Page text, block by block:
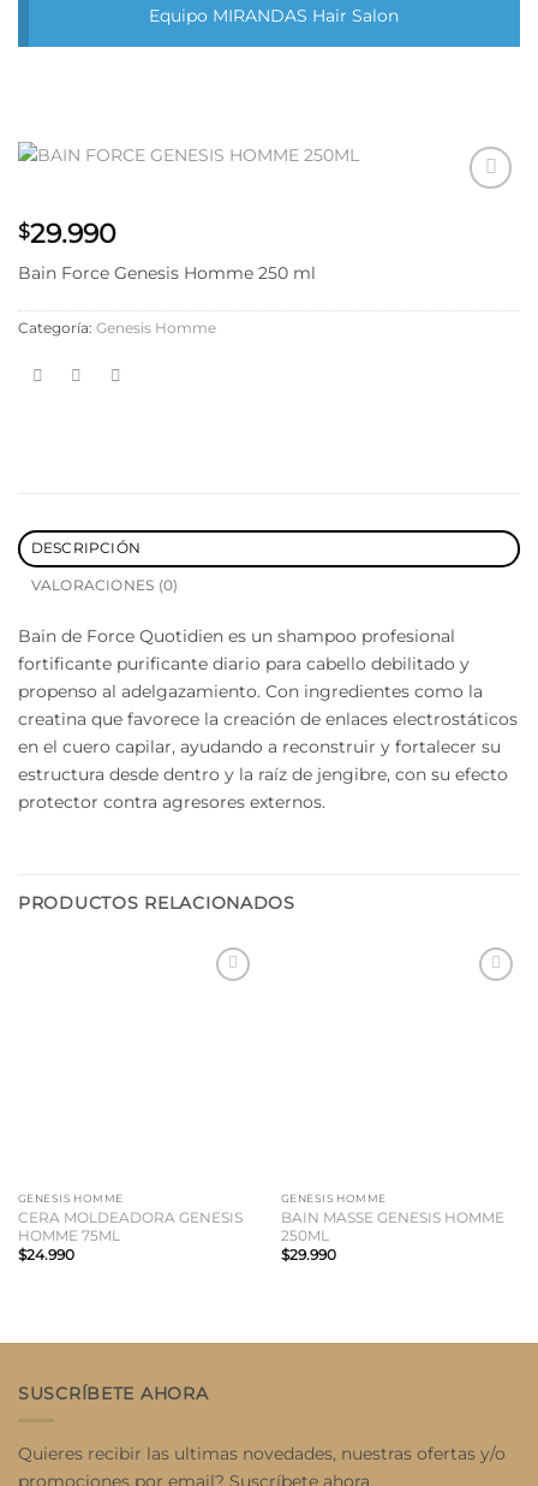
Equipo MIRANDAS Hair Salon
$29.990
Bain Force Genesis Homme 250 ml
Categoría: Genesis Homme
DESCRIPCIÓN
VALORACIONES (0)
Bain de Force Quotidien es un shampoo profesional
fortificante purificante diario para cabello debilitado y
propenso al adelgazamiento. Con ingredientes como la
creatina que favorece la creación de enlaces electrostáticos
en el cuero capilar, ayudando a reconstruir y fortalecer su
estructura desde dentro y la raíz de jengibre, con su efecto
protector contra agresores externos.
PRODUCTOS RELACIONADOS
GENESIS HOMME
CERA MOLDEADORA GENESIS
HOMME 75ML
$24.990
GENESIS HOMME
BAIN MASSE GENESIS HOMME
250ML
$29.990
SUSCRÍBETE AHORA
Quieres recibir las ultimas novedades, nuestras ofertas y/o
promociones por email? Suscríbete ahora.